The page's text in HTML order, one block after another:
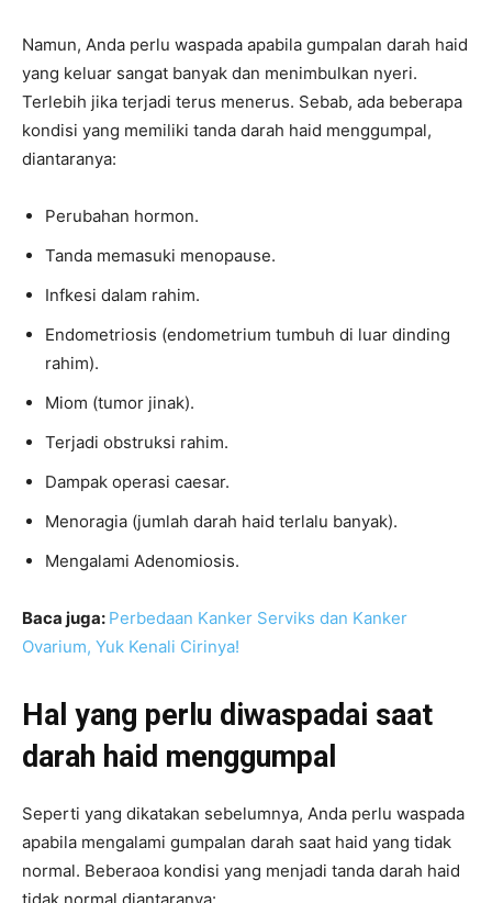
Namun, Anda perlu waspada apabila gumpalan darah haid
yang keluar sangat banyak dan menimbulkan nyeri.
Terlebih jika terjadi terus menerus. Sebab, ada beberapa
kondisi yang memiliki tanda darah haid menggumpal,
diantaranya:
Perubahan hormon.
Tanda memasuki menopause.
Infkesi dalam rahim.
Endometriosis (endometrium tumbuh di luar dinding
rahim).
Miom (tumor jinak).
Terjadi obstruksi rahim.
Dampak operasi caesar.
Menoragia (jumlah darah haid terlalu banyak).
Mengalami Adenomiosis.
Baca juga: Perbedaan Kanker Serviks dan Kanker
Ovarium, Yuk Kenali Cirinya!
Hal yang perlu diwaspadai saat
darah haid menggumpal
Seperti yang dikatakan sebelumnya, Anda perlu waspada
apabila mengalami gumpalan darah saat haid yang tidak
normal. Beberaoa kondisi yang menjadi tanda darah haid